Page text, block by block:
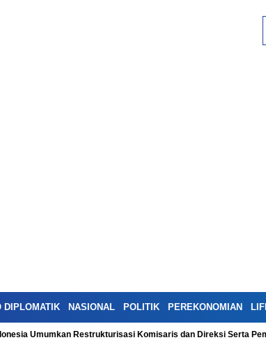
DIPLOMATIK NASIONAL POLITIK PEREKONOMIAN
Umumkan Restrukturisasi Komisaris dan Direksi Serta